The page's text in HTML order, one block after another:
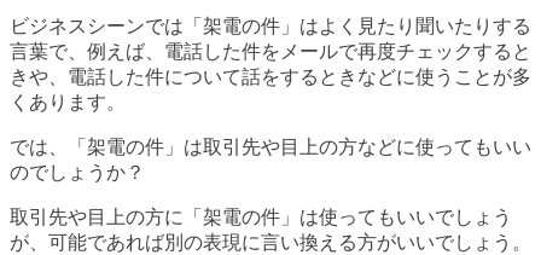
ビジネスシーンでは「架電の件」はよく見たり聞いたりする
言葉で、例えば、電話した件をメールで再度チェックすると
きや、電話した件について話をするときなどに使うことが多
くあります。
では、「架電の件」は取引先や目上の方などに使ってもいい
のでしょうか？
取引先や目上の方に「架電の件」は使ってもいいでしょう
が、可能であれば別の表現に言い換える方がいいでしょう。